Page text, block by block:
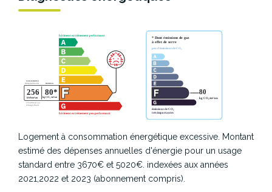
Logement à consommation énergétique excessive. Montant
estimé des dépenses annuelles d'énergie pour un usage
standard entre 3670€ et 5020€. indexées aux années
2021,2022 et 2023 (abonnement compris).